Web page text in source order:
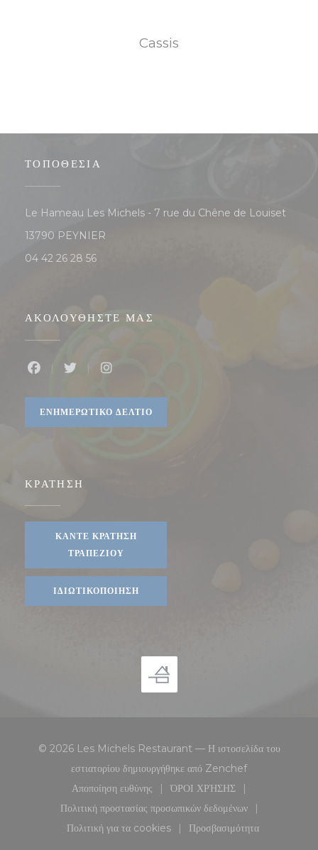
Cassis
ΤΟΠΟΘΕΣΊΑ
Le Hameau Les Michels - 7 rue du Chêne de Louiset
13790 PEYNIER
04 42 26 28 56
ΑΚΟΛΟΥΘΉΣΤΕ ΜΑΣ
ΕΝΗΜΕΡΩΤΙΚΌ ΔΕΛΤΊΟ
ΚΡΆΤΗΣΗ
ΚΆΝΤΕ ΚΡΆΤΗΣΗ
ΤΡΑΠΕΖΙΟΎ
ΙΔΙΩΤΙΚΟΠΟΊΗΣΗ
© 2026 Les Michels Restaurant — Η ιστοσελίδα του
εστιατορίου δημιουργήθηκε από Zenchef((ανοίγει σε νέο
Αποποίηση ευθύνης
((ανοίγει σε νέο παράθυρο))
ΌΡΟΙ ΧΡΉΣΗΣ
((ανοίγει σε νέο
Πολιτική προστασίας προσωπικών δεδομένων
((ανοίγει σε νέο παράθυρο))
Πολιτική για τα cookies
((ανοίγει σε νέο παράθυρο))
Προσβασιμότητα
((ανοίγει σε νέο